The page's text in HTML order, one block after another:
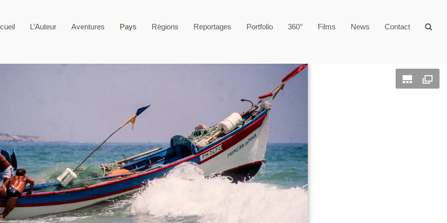
L’Auteur Aventures Pays Régions Reportages Portfolio 360° Films News Contact